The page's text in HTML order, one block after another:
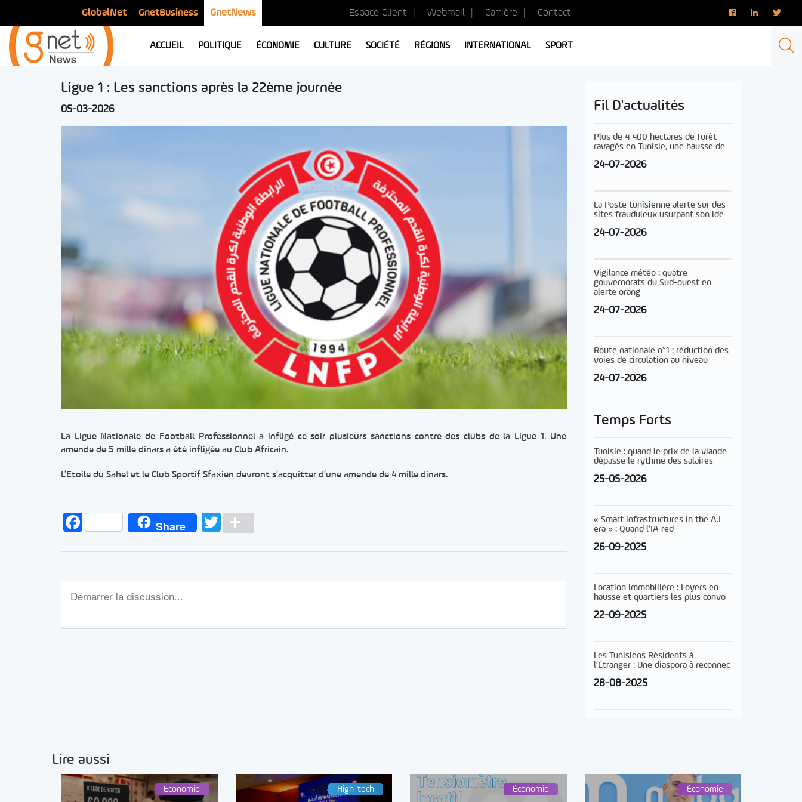
GlobalNet GnetBusiness GnetNews Espace Client Webmail Carrière Contact
ACCUEIL POLITIQUE ÉCONOMIE CULTURE SOCIÉTÉ RÉGIONS INTERNATIONAL SPORT
Ligue 1 : Les sanctions après la 22ème journée
05-03-2026
La Ligue Nationale de Football Professionnel a infligé ce soir plusieurs sanctions contre des clubs de la Ligue 1. Une
amende de 5 mille dinars a été infligée au Club Africain.
L’Etoile du Sahel et le Club Sportif Sfaxien devront s’acquitter d’une amende de 4 mille dinars.
FacebookShare TwitterPartager
Fil D'actualités
Plus de 4 400 hectares de forêt
ravagés en Tunisie, une hausse de
24-07-2026
La Poste tunisienne alerte sur des
sites frauduleux usurpant son ide
24-07-2026
Vigilance météo : quatre
gouvernorats du Sud-ouest en
alerte orang
24-07-2026
Route nationale n°1 : réduction des
voies de circulation au niveau
24-07-2026
Temps Forts
Tunisie : quand le prix de la viande
dépasse le rythme des salaires
25-05-2026
« Smart infrastructures in the A.I
era » : Quand l’IA red
26-09-2025
Location immobilière : Loyers en
hausse et quartiers les plus convo
22-09-2025
Les Tunisiens Résidents à
l’Étranger : Une diaspora à reconnec
28-08-2025
Lire aussi
Économie High-tech Économie Économie